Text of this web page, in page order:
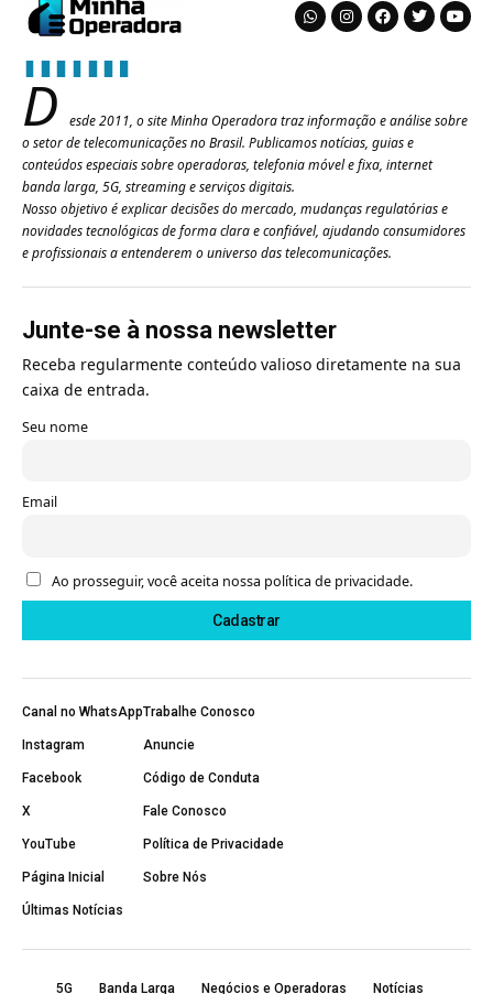
D
esde 2011, o site Minha Operadora traz informação e análise sobre
o setor de telecomunicações no Brasil. Publicamos notícias, guias e
conteúdos especiais sobre operadoras, telefonia móvel e fixa, internet
banda larga, 5G, streaming e serviços digitais.
Nosso objetivo é explicar decisões do mercado, mudanças regulatórias e
novidades tecnológicas de forma clara e confiável, ajudando consumidores
e profissionais a entenderem o universo das telecomunicações.
Junte-se à nossa newsletter
Receba regularmente conteúdo valioso diretamente na sua
caixa de entrada.
Seu nome
Email
Ao prosseguir, você aceita nossa política de privacidade.
Canal no WhatsApp
Instagram
Facebook
X
YouTube
Página Inicial
Últimas Notícias
Trabalhe Conosco
Anuncie
Código de Conduta
Fale Conosco
Política de Privacidade
Sobre Nós
5G Banda Larga Negócios e Operadoras Notícias